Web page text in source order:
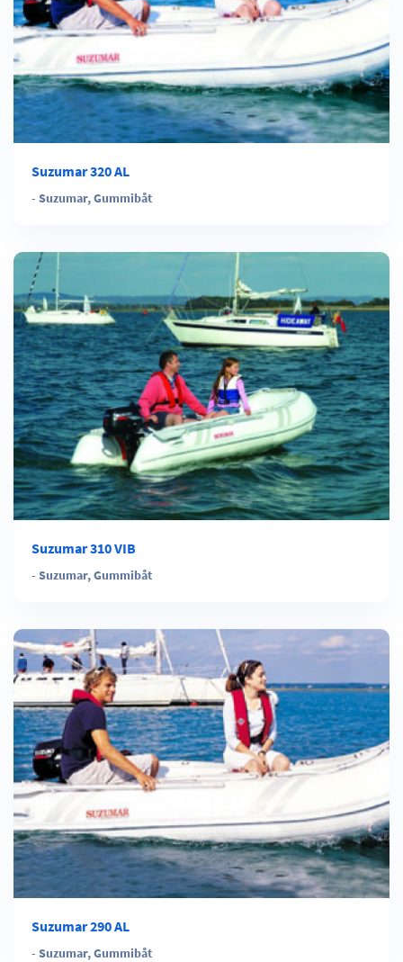
Suzumar 320 AL
- Suzumar,Gummibåt
Suzumar 310 VIB
- Suzumar,Gummibåt
Suzumar 290 AL
- Suzumar,Gummibåt